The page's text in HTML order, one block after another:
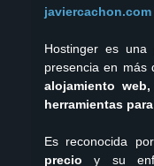
javiercachon.com
Hostinger es una
presencia en más
alojamiento
herramientas
Es reconocida
precio y su